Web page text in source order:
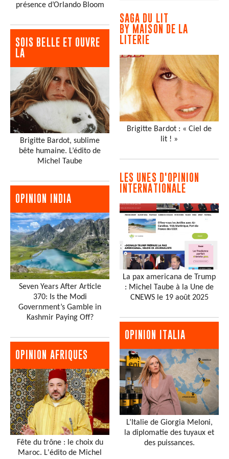
présence d’Orlando Bloom
SOIS BELLE ET OUVRE
LA
Brigitte Bardot, sublime
bête humaine. L’édito de
Michel Taube
OPINION INDIA
Seven Years After Article
370: Is the Modi
Government’s Gamble in
Kashmir Paying Off?
OPINION AFRIQUES
Fête du trône : le choix du
Maroc. L'édito de Michel
SAGA DU LIT
BY MAISON DE LA
LITERIE
Brigitte Bardot : « Ciel de
lit ! »
LES UNES D'OPINION
INTERNATIONALE
La pax americana de Trump
: Michel Taube à la Une de
CNEWS le 19 août 2025
OPINION ITALIA
L’Italie de Giorgia Meloni,
la diplomatie des tuyaux et
des puissances.